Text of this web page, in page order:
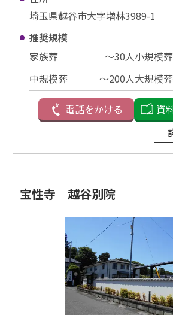
埼玉県越谷市大字増林3989-1
推奨規模
家族葬
〜30⼈小規模葬
中規模葬
〜200⼈大規模葬
電話をかける
資
宝性寺 越谷別院